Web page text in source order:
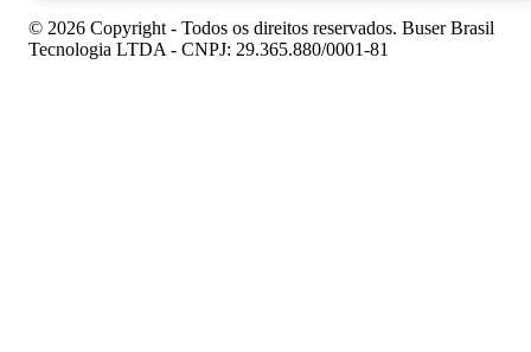
© 2026 Copyright - Todos os direitos reservados. Buser Brasil
Tecnologia LTDA - CNPJ: 29.365.880/0001-81